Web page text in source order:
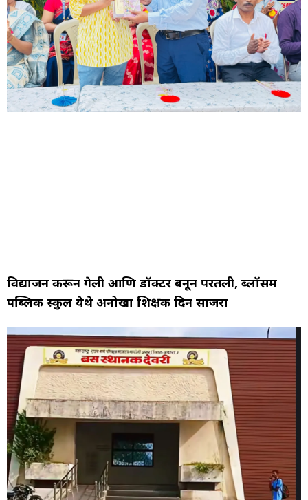
विद्यार्जन करून गेली आणि डॉक्टर बनून परतली, ब्लॉसम
पब्लिक स्कुल येथे अनोखा शिक्षक दिन साजरा